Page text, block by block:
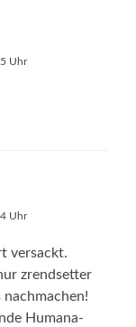
Uhr
Uhr
versackt.
zrendsetter
Humana-